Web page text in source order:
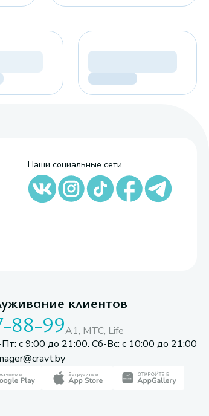
Наши социальные сети
клиентов
88-99A1, МТС, Life
с 9:00 до 21:00. Сб-Вс: с 10:00 до 21:00